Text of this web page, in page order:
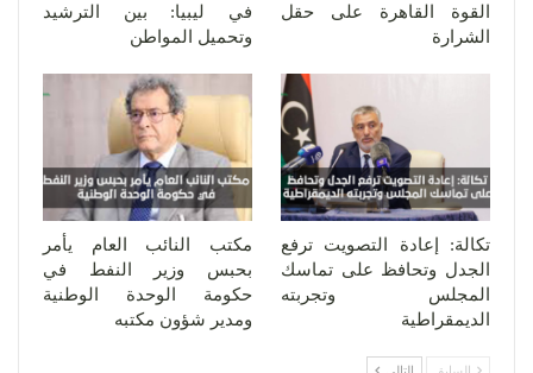
القوة القاهرة على حقل
الشرارة
في ليبيا: بين الترشيد
وتحميل المواطن
تكالة: إعادة التصويت ترفع
الجدل وتحافظ على تماسك
المجلس وتجربته
الديمقراطية
مكتب النائب العام يأمر
بحبس وزير النفط في
حكومة الوحدة الوطنية
ومدير شؤون مكتبه